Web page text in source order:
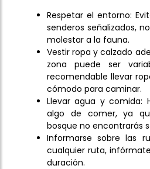
Respetar el entorno:
senderos señalizados,
molestar a la fauna.
Vestir ropa y calzado
zona puede ser
recomendable llevar
cómodo para caminar.
Llevar agua y comida:
algo de comer, ya
bosque no encontrarás
Informarse sobre las
cualquier ruta,
duración.